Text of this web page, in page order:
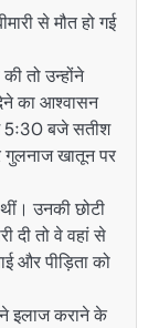
से मौत हो गई
तो उन्होंने
का आश्वासन
5ः30 बजे सतीश
खातून पर
उनकी छोटी
दी तो वे वहां से
और पीड़िता को
ने इलाज कराने के